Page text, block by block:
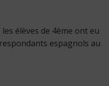
élèves de 4ème ont eu
espagnols au